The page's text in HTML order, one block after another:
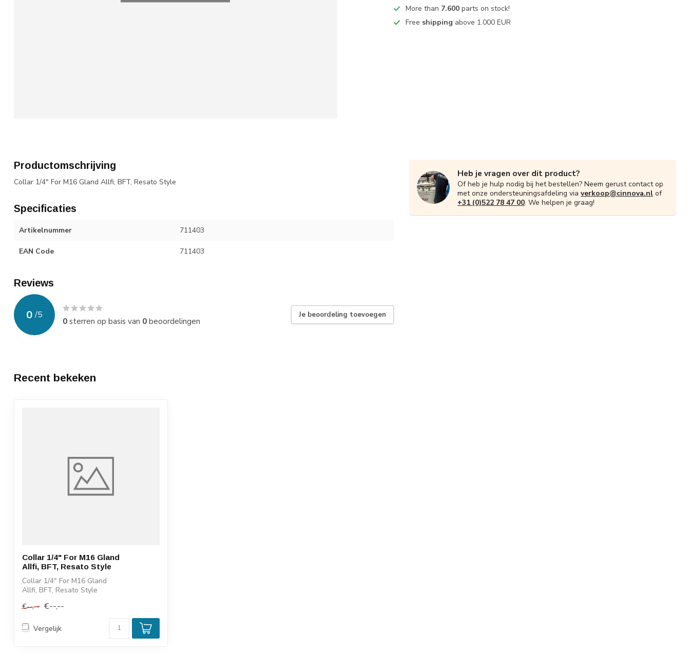
More than 7.600 parts on stock!
Free shipping above 1.000 EUR
Productomschrijving
Collar 1/4" For M16 Gland Allfi, BFT, Resato Style
Specificaties
Artikelnummer 711403
EAN Code 711403
Reviews
0 /5
0sterren op basis van 0beoordelingen
Je beoordeling toevoegen
Heb je vragen over dit product?
Of heb je hulp nodig bij het bestellen? Neem gerust contact op
met onze ondersteuningsafdeling via verkoop@cinnova.nl of
+31 (0)522 78 47 00. We helpen je graag!
Recent bekeken
Collar 1/4" For M16 Gland
Allfi, BFT, Resato Style
Collar 1/4" For M16 Gland
Allfi, BFT, Resato Style
€--,-- €--,--
Vergelijk